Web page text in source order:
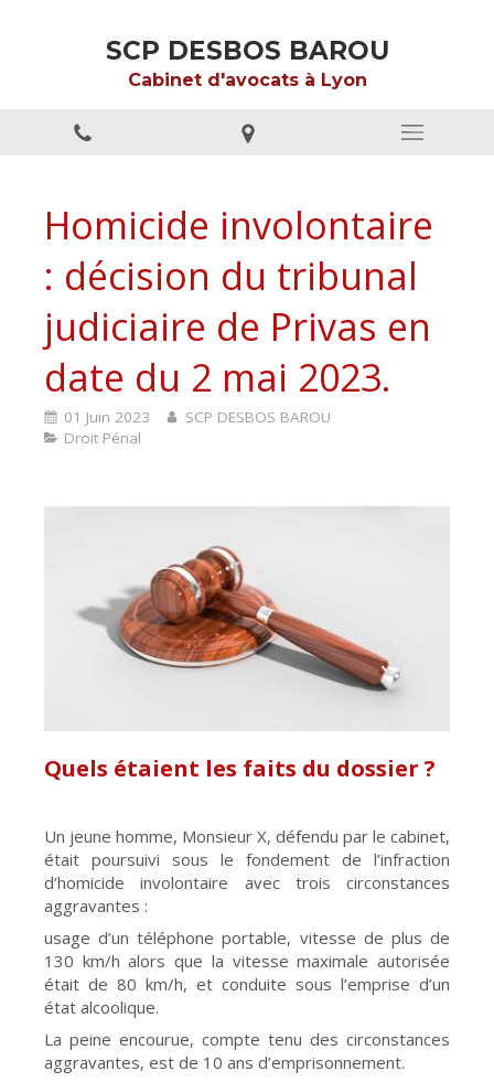
SCP DESBOS BAROU
Cabinet d'avocats à Lyon
Homicide involontaire
: décision du tribunal
judiciaire de Privas en
date du 2 mai 2023.
01 Juin 2023
SCP DESBOS BAROU
Droit Pénal
Quels étaient les faits du dossier ?
Un jeune homme, Monsieur X, défendu par le cabinet,
était poursuivi sous le fondement de l’infraction
d’homicide involontaire avec trois circonstances
aggravantes :
usage d’un téléphone portable, vitesse de plus de
130 km/h alors que la vitesse maximale autorisée
était de 80 km/h, et conduite sous l’emprise d’un
état alcoolique.
La peine encourue, compte tenu des circonstances
aggravantes, est de 10 ans d’emprisonnement.